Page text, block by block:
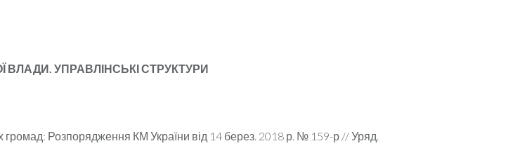
ВЛАДИ. УПРАВЛІНСЬКІ СТРУКТУРИ
Розпорядження КМ України від 14 берез. 2018 р. № 159-р // Уряд.